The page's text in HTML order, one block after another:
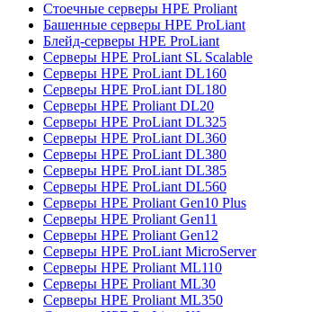
Стоечные серверы HPE Proliant
Башенные серверы HPE ProLiant
Блейд-серверы HPE ProLiant
Серверы HPE ProLiant SL Scalable
Серверы HPE ProLiant DL160
Серверы HPE ProLiant DL180
Серверы HPE Proliant DL20
Серверы HPE ProLiant DL325
Серверы HPE ProLiant DL360
Серверы HPE ProLiant DL380
Серверы HPE ProLiant DL385
Серверы HPE ProLiant DL560
Серверы HPE Proliant Gen10 Plus
Серверы HPE Proliant Gen11
Серверы HPE Proliant Gen12
Серверы HPE ProLiant MicroServer
Серверы HPE Proliant ML110
Серверы HPE Proliant ML30
Серверы HPE Proliant ML350